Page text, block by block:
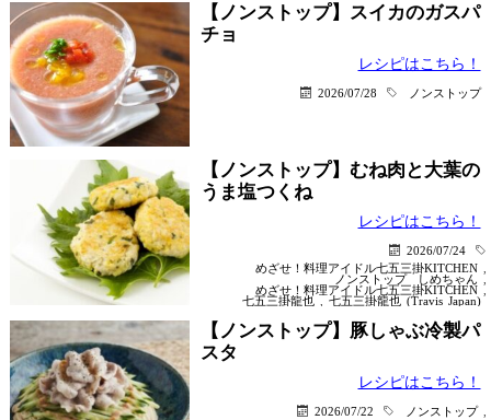
【ノンストップ】スイカのガスパ
チョ
レシピはこちら！
2026/07/28 ノンストップ
【ノンストップ】むね肉と大葉の
うま塩つくね
レシピはこちら！
2026/07/24
めざせ！料理アイドル七五三掛KITCHEN
ノンストップ
しめちゃん
,
めざせ！料理アイドル七五三掛KITCHEN ,
七五三掛龍也
七五三掛龍也 (Travis Japan)
【ノンストップ】豚しゃぶ冷製パ
スタ
レシピはこちら！
2026/07/22 ノンストップ